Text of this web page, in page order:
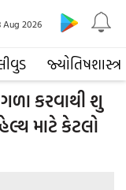
જ્યોતિષશાસ્ત્ર
Aug 2026
કરવાથી શુ
માટે કેટલો